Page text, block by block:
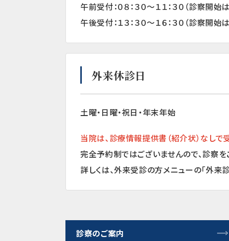
午前受付：０８：３０～１１：３０（診察開始
午後受付：１３：３０～１６：３０（診察開始
外来休診日
土曜・日曜・祝日・年末年始
当院は、診療情報提供書（紹介状）なしで
完全予約制ではございませんので、診察
詳しくは、外来受診の方メニューの「外来
診察のご案内